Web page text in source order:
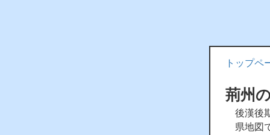
トップペ
荊州
後漢後
県地図